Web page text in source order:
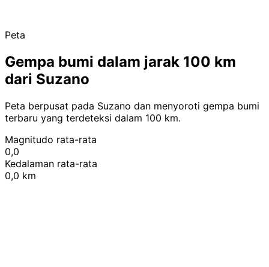
Peta
Gempa bumi dalam jarak 100 km
dari Suzano
Peta berpusat pada Suzano dan menyoroti gempa bumi
terbaru yang terdeteksi dalam 100 km.
Magnitudo rata-rata
0,0
Kedalaman rata-rata
0,0 km